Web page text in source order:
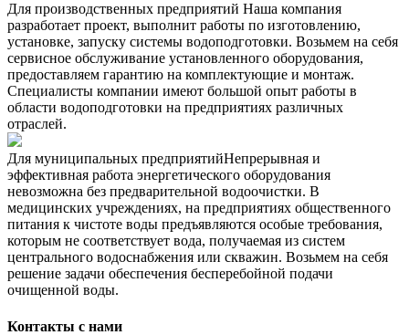
Для производственных предприятий Наша компания
разработает проект, выполнит работы по изготовлению,
установке, запуску системы водоподготовки. Возьмем на себя
сервисное обслуживание установленного оборудования,
предоставляем гарантию на комплектующие и монтаж.
Специалисты компании имеют большой опыт работы в
области водоподготовки на предприятиях различных
отраслей.
Для муниципальных предприятий​Непрерывная и
эффективная работа энергетического оборудования
невозможна без предварительной водоочистки. В
медицинских учреждениях, на предприятиях общественного
питания к чистоте воды предъявляются особые требования,
которым не соответствует вода, получаемая из систем
центрального водоснабжения или скважин. Возьмем на себя
решение задачи обеспечения бесперебойной подачи
очищенной воды.
Контакты с нами